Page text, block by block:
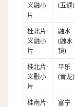
义融小
片
(五通)
桂北片·
义融小
片
融水
(融水
镇)
桂北片·
义融小
片
平乐
(青龙)
桂南片·
富宁